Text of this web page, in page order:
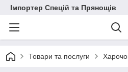
Імпортер Спецій та Прянощів
Товари та послуги